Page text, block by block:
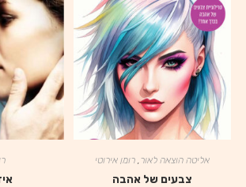
אליטה הוצאה לאור רומן אירוטי
צבעים של אהבה